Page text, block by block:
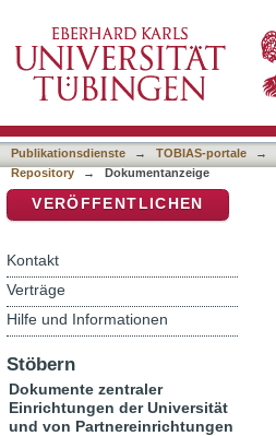
a literature review
Publikationsdienste → TOBIAS-portale →
Repository
→ Dokumentanzeige
VERÖFFENTLICHEN
Kontakt
Verträge
Hilfe und Informationen
Stöbern
Dokumente zentraler
Einrichtungen der Universität
und von Partnereinrichtungen